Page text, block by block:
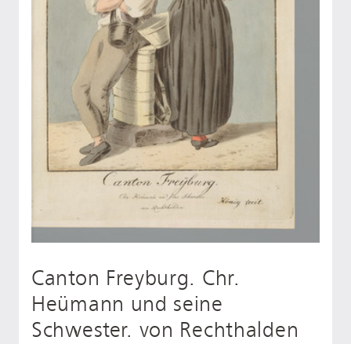
Canton Freyburg. Chr.
Heümann und seine
Schwester. von Rechthalden